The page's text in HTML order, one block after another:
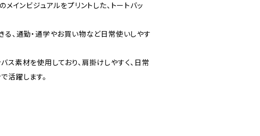
インビジュアルをプリントした、トートバッ
る、通勤・通学やお買い物など日常使いしやす
ス素材を使用しており、肩掛けしやすく、日常
活躍します。